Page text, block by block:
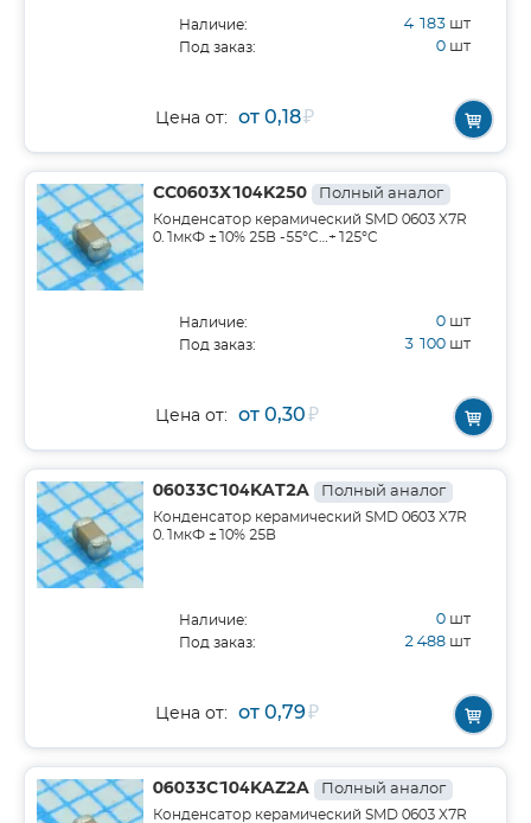
Наличие: 4 183 шт
Под заказ: 0 шт
Цена от: от 0,18₽
CC0603X104K250 Полный аналог
Конденсатор керамический SMD 0603 X7R
0.1мкФ ±10% 25В -55°C…+125°C
Наличие: 0 шт
Под заказ: 3 100 шт
Цена от: от 0,30₽
06033C104KAT2A Полный аналог
Конденсатор керамический SMD 0603 X7R
0.1мкФ ±10% 25В
Наличие: 0 шт
Под заказ: 2 488 шт
Цена от: от 0,79₽
06033C104KAZ2A Полный аналог
Конденсатор керамический SMD 0603 X7R